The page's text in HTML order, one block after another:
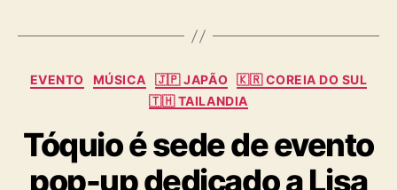
s
C
a
t
e
g
o
EVENTO MÚSICA 🇯🇵 JAPÃO 🇰🇷 COREIA DO SUL
🇹🇭 TAILANDIA
Tóquio é sede de evento
pop-up dedicado a Lisa